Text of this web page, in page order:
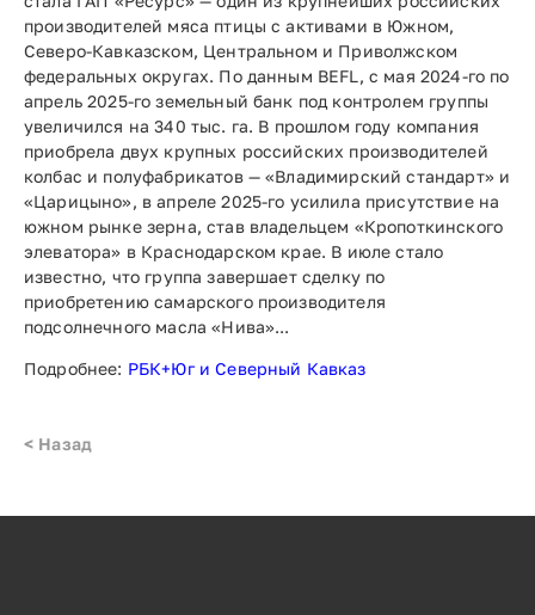
производителей мяса птицы с активами в Южном,
Северо-Кавказском, Центральном и Приволжском
федеральных округах. По данным BEFL, с мая 2024-го по
апрель 2025-го земельный банк под контролем группы
увеличился на 340 тыс. га. В прошлом году компания
приобрела двух крупных российских производителей
колбас и полуфабрикатов — «Владимирский стандарт» и
«Царицыно», в апреле 2025-го усилила присутствие на
южном рынке зерна, став владельцем «Кропоткинского
элеватора» в Краснодарском крае. В июле стало
известно, что группа завершает сделку по
приобретению самарского производителя
подсолнечного масла «Нива»...
Подробнее: РБК+Юг и Северный Кавказ
< Назад